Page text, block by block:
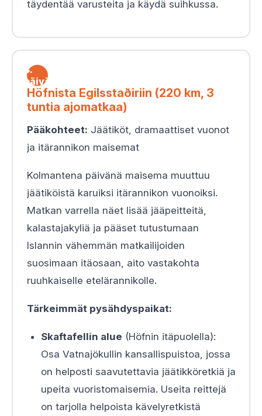
täydentää varusteita ja käydä suihkussa.
3.
päivä
Höfnista Egilsstaðiriin (220 km, 3
tuntia ajomatkaa)
Pääkohteet: Jäätiköt, dramaattiset vuonot
ja itärannikon maisemat
Kolmantena päivänä maisema muuttuu
jäätiköistä karuiksi itärannikon vuonoiksi.
Matkan varrella näet lisää jääpeitteitä,
kalastajakyliä ja pääset tutustumaan
Islannin vähemmän matkailijoiden
suosimaan itäosaan, aito vastakohta
ruuhkaiselle etelärannikolle.
Tärkeimmät pysähdyspaikat:
Skaftafellin alue (Höfnin itäpuolella):
Osa Vatnajökullin kansallispuistoa, jossa
on helposti saavutettavia jäätikköretkiä ja
upeita vuoristomaisemia. Useita reittejä
on tarjolla helpoista kävelyretkistä